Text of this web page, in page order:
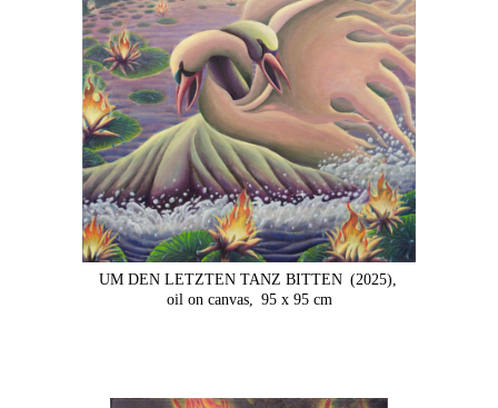
UM DEN LETZTEN TANZ BITTEN (2025),
oil on canvas,
95 x 95 cm